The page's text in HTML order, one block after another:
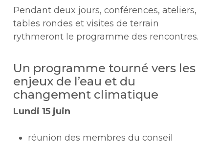
Pendant deux jours, conférences, ateliers,
tables rondes et visites de terrain
rythmeront le programme des rencontres.
Un programme tourné vers les
enjeux de l’eau et du
changement climatique
Lundi 15 juin
réunion des membres du conseil